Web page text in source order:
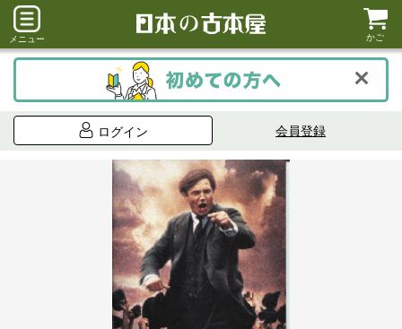
メニュー かご
ログイン 会員登録